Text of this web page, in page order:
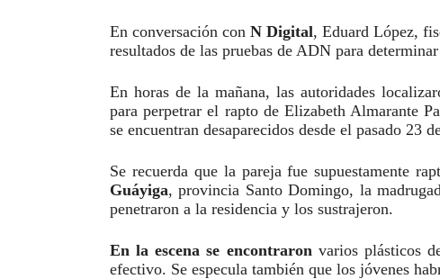
En conversación con N Digital, Eduard López,
resultados de las pruebas de ADN para
En horas de la mañana, las autoridades
para perpetrar el rapto de Elizabeth Almarante
se encuentran desaparecidos desde el pasado 23
Se recuerda que la pareja fue supuestamente
Guáyiga, provincia Santo Domingo, la
penetraron a la residencia y los sustrajeron.
En la escena se encontraronvarios plásticos
efectivo. Se especula también que los jóvenes